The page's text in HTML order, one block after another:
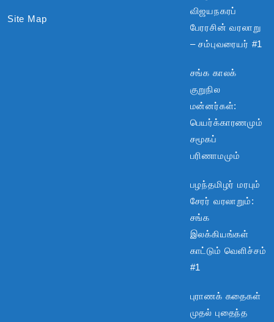
Site Map
விஜயநகரப்
பேரரசின் வரலாறு
– சம்புவரையர் #1
சங்க காலக்
குறுநில
மன்னர்கள்:
பெயர்க்காரணமும்
சமூகப்
பரிணாமமும்
பழந்தமிழர் மரபும்
சேரர் வரலாறும்:
சங்க
இலக்கியங்கள்
காட்டும் வெளிச்சம்
#1
புராணக் கதைகள்
முதல் புதைந்த